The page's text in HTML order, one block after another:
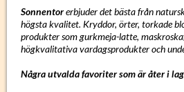
Sonnentorerbjuder det bästa från
högsta kvalitet. Kryddor, örter, torkade
produkter som gurkmeja-latte,
högkvalitativa vardagsprodukter och
Några utvalda favoriter som är åter i